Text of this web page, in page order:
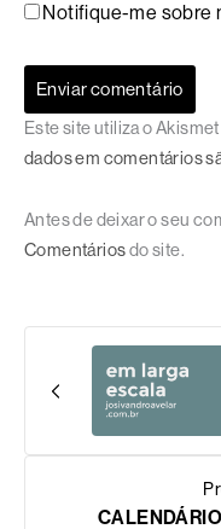
Notifique-me sobre
Este site utiliza o
dados em comentários
Antes de deixar o seu
Comentáriosdo site.